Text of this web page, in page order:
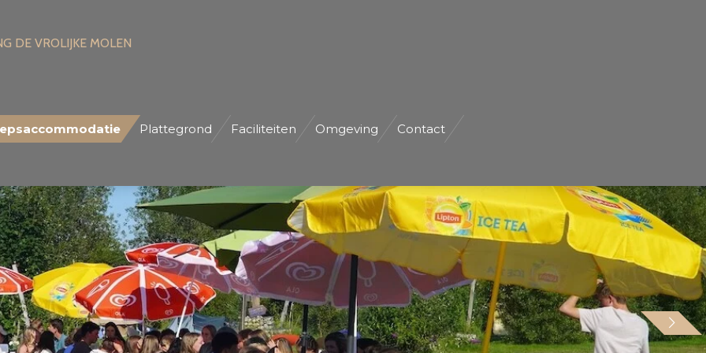
DE VROLIJKE MOLEN
Plattegrond Faciliteiten Omgeving Contact